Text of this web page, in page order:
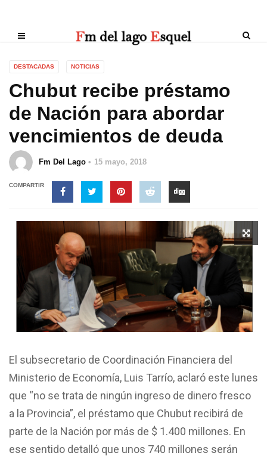
DESTACADAS NOTICIAS
Chubut recibe préstamo
de Nación para abordar
vencimientos de deuda
Fm Del Lago 15 mayo, 2018
COMPARTIR
El subsecretario de Coordinación Financiera del
Ministerio de Economía, Luis Tarrío, aclaró este lunes
que “no se trata de ningún ingreso de dinero fresco
a la Provincia”, el préstamo que Chubut recibirá de
parte de la Nación por más de $ 1.400 millones. En
ese sentido detalló que unos 740 millones serán